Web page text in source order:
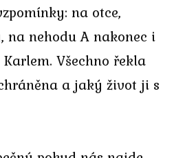
na otce,
na nehodu A nakonec i
Všechno řekla
a jaký život ji s